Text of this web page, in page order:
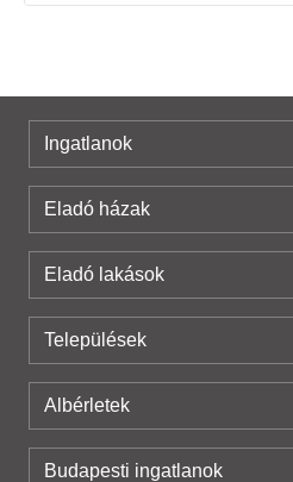
Ingatlanok
Eladó házak
Eladó lakások
Települések
Albérletek
Budapesti ingatlanok